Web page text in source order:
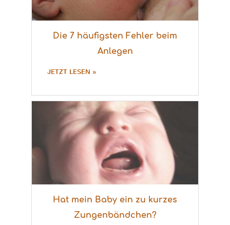
Die 7 häufigsten Fehler beim
Anlegen
JETZT LESEN »
Hat mein Baby ein zu kurzes
Zungenbändchen?